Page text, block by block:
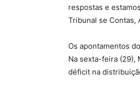
respostas e
Tribunal se Contas,
Os apontamentos
Na sexta-feira (29),
déficit na